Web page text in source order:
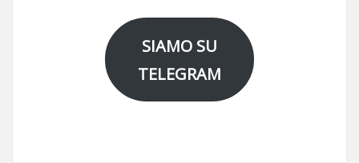
SIAMO SU
TELEGRAM